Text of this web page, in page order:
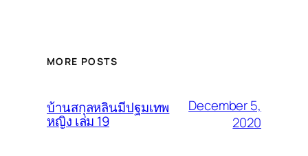
MORE POSTS
บ้านสกุลหลินมีปฐมเทพ
หญิง เล่ม 19
December 5,
2020